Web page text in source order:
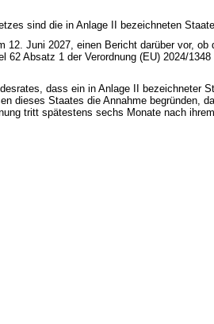
sind die in Anlage II bezeichneten
Juni 2027, einen Bericht darüber vor, ob
Absatz 1 der Verordnung (EU) 2024/
dass ein in Anlage II bezeichneter
dieses Staates die Annahme begründen,
tritt spätestens sechs Monate nach